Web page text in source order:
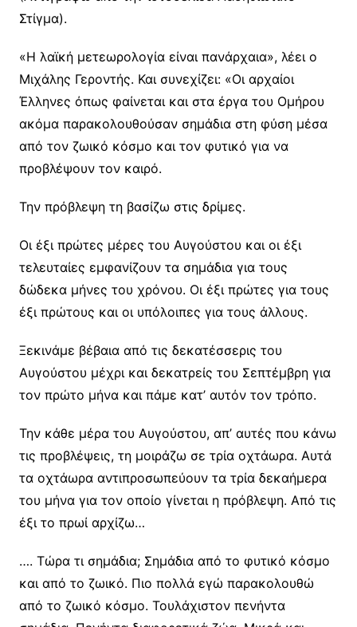
Στίγμα).
«Η λαϊκή μετεωρολογία είναι πανάρχαια», λέει ο
Μιχάλης Γεροντής. Και συνεχίζει: «Οι αρχαίοι
Έλληνες όπως φαίνεται και στα έργα του Ομήρου
ακόμα παρακολουθούσαν σημάδια στη φύση μέσα
από τον ζωικό κόσμο και τον φυτικό για να
προβλέψουν τον καιρό.
Την πρόβλεψη τη βασίζω στις δρίμες.
Οι έξι πρώτες μέρες του Αυγούστου και οι έξι
τελευταίες εμφανίζουν τα σημάδια για τους
δώδεκα μήνες του χρόνου. Οι έξι πρώτες για τους
έξι πρώτους και οι υπόλοιπες για τους άλλους.
Ξεκινάμε βέβαια από τις δεκατέσσερις του
Αυγούστου μέχρι και δεκατρείς του Σεπτέμβρη για
τον πρώτο μήνα και πάμε κατ’ αυτόν τον τρόπο.
Την κάθε μέρα του Αυγούστου, απ’ αυτές που κάνω
τις προβλέψεις, τη μοιράζω σε τρία οχτάωρα. Αυτά
τα οχτάωρα αντιπροσωπεύουν τα τρία δεκαήμερα
του μήνα για τον οποίο γίνεται η πρόβλεψη. Από τις
έξι το πρωί αρχίζω…
…. Τώρα τι σημάδια; Σημάδια από το φυτικό κόσμο
και από το ζωικό. Πιο πολλά εγώ παρακολουθώ
από το ζωικό κόσμο. Τουλάχιστον πενήντα